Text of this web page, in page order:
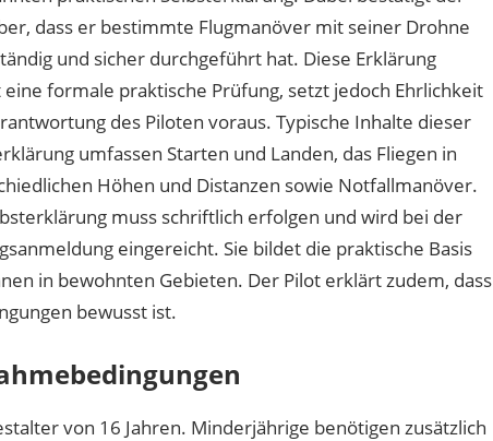
dass er bestimmte Flugmanöver mit seiner Drohne
und sicher durchgeführt hat. Diese Erklärung
formale praktische Prüfung, setzt jedoch Ehrlichkeit
des Piloten voraus. Typische Inhalte dieser
umfassen Starten und Landen, das Fliegen in
Höhen und Distanzen sowie Notfallmanöver.
muss schriftlich erfolgen und wird bei der
eingereicht. Sie bildet die praktische Basis
in bewohnten Gebieten. Der Pilot erklärt zudem, dass
bewusst ist.
von 16 Jahren. Minderjährige benötigen zusätzlich